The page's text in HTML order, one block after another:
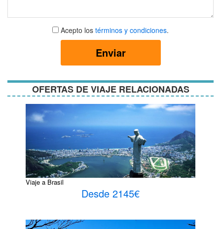
Aceptar
términos
Acepto los términos y condiciones.
Enviar
OFERTAS DE VIAJE RELACIONADAS
Viaje a Brasil
Desde 2145€